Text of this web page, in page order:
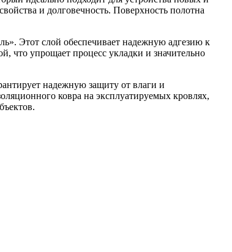
и долговечность. Поверхность полотна
Этот слой обеспечивает надежную адгезию к
что упрощает процесс укладки и значительно
надежную защиту от влаги и
ковра на эксплуатируемых кровлях,